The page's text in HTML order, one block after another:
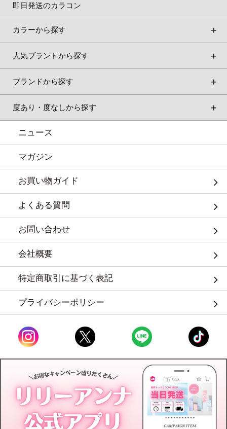
即日発送のカラコン
カラーから探す
人気ブランドから探す
ブランドから探す
度あり・度なしから探す
ニュース
マガジン
お買い物ガイド
よくある質問
お問い合わせ
会社概要
特定商取引に基づく表記
プライバシーポリシー